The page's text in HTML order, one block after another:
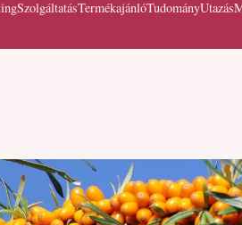
SzolgáltatásTermékajánlóTudományUtazás